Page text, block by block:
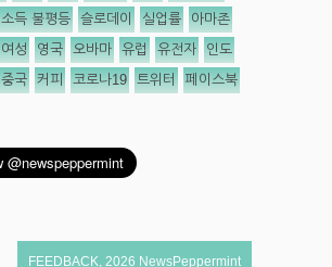
소득 불평등 슬로데이 실업률 아마존
여성 영국 오바마 유럽 유전자 인도
중국 커피 코로나19 트위터 페이스북
FEEDBACK 2026 NewsPeppermint